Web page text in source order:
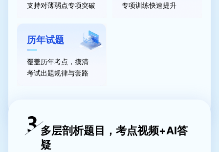
支持对薄弱点专项突破
专项训练快速提升
历年试题
覆盖历年考点，摸清
考试出题规律与套路
多层剖析题目，考点视频+AI答
疑